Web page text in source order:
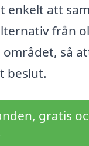
enkelt att
från
så
beslut.
gratis